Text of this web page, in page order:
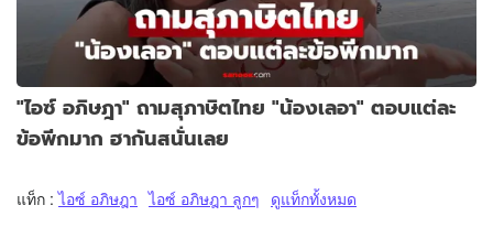
"ไอซ์ อภิษฎา" ถามสุภาษิตไทย "น้องเลอา" ตอบแต่ละ
ข้อพีกมาก ฮากันสนั่นเลย
แท็ก :ไอซ์ อภิษฎา ไอซ์ อภิษฎา ลูกๆ ดูแท็กทั้งหมด